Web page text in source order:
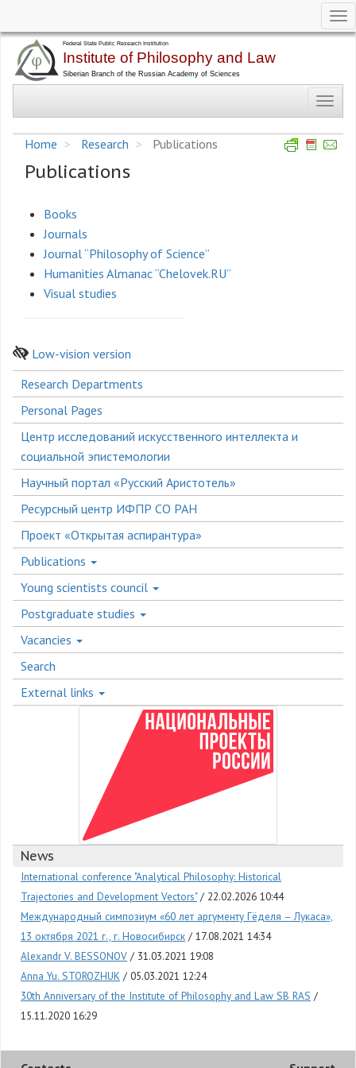
main
Home
Research Publications
Publications
Books
Journals
Journal “Philosophy of Science”
Humanities Almanac “Chelovek.RU”
Visual studies
Low-vision version
Боковое
меню
Research Departments
Personal Pages
Центр исследований искусственного интеллекта и
социальной эпистемологии
Научный портал «Русский Аристотель»
Ресурсный центр ИФПР СО РАН
Проект «Открытая аспирантура»
Publications
Young scientists council
Postgraduate studies
Vacancies
Search
External links
News
International conference "Analytical Philosophy: Historical
Trajectories and Development Vectors"
22.02.2026 10:44
Международный симпозиум «60 лет аргументу Гёделя – Лукаса»,
13 октября 2021 г., г. Новосибирск
17.08.2021 14:34
Alexandr V. BESSONOV
31.03.2021 19:08
Anna Yu. STOROZHUK
05.03.2021 12:24
30th Anniversary of the Institute of Philosophy and Law SB RAS
15.11.2020 16:29